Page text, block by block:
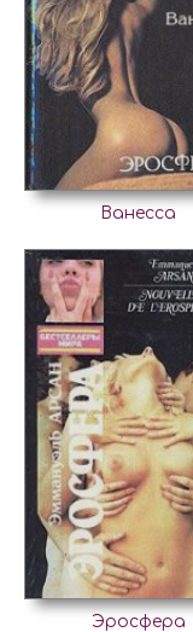
Ванесса
Эросфера